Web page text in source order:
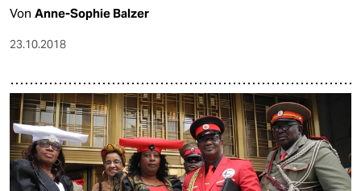
Von Anne-Sophie Balzer
23.10.2018